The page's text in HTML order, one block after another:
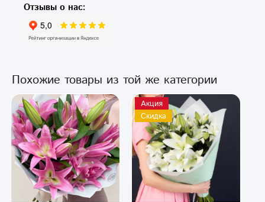
Отзывы о нас:
Похожие товары из той же категории
Акция
Скидка